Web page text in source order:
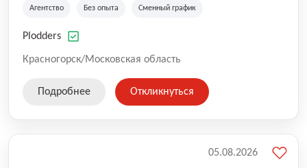
на рынке аутсорсинга, а накопленный опыт позволяют
оказываемых услуг.
Агентство Без опыта Сменный график
Plodders
Красногорск/Московская область
Подробнее Откликнуться
05.08.2026